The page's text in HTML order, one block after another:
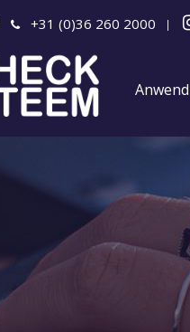
+31 (0)36 260 2000